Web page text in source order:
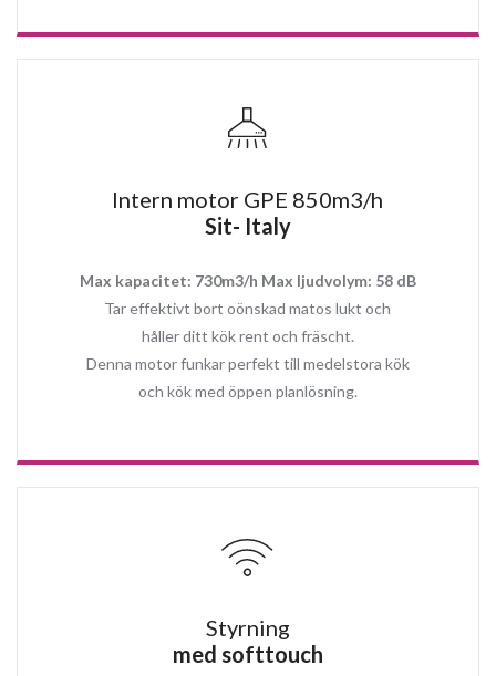
Experten att uppgradera till motor 850m3/h.
liknar bortforsling av oset utanför huset.
Topp Egenskaper:
Ljudlös drift med Extern vinds motor
Timer – ställ in efter gångs läge
Soft touch knapp styrning och fjärrkontroll
Intern motor GPE 850m3/h
Sit- Italy
Max kapacitet: 730m3/h Max ljudvolym: 58 dB
Tar effektivt bort oönskad matos lukt och
håller ditt kök rent och fräscht.
Denna motor funkar perfekt till medelstora kök
och kök med öppen planlösning.
Styrning
med softtouch